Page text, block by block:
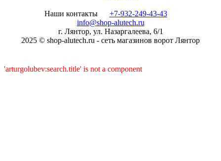
Наши контакты
+7-932-249-43-43
info@shop-alutech.ru
г. Лянтор, ул. Назаргалеева, 6/1
2025 © shop-alutech.ru - сеть магазинов ворот Лянтор
'arturgolubev:search.title' is not a component